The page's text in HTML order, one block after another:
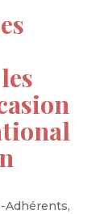
Adhérents,